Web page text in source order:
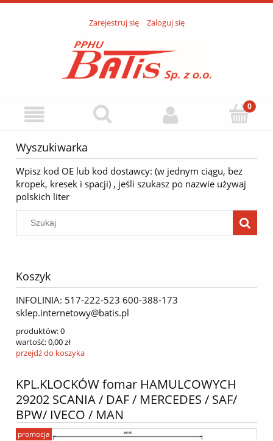
Zarejestruj się Zaloguj się
Wyszukiwarka
Wpisz kod OE lub kod dostawcy: (w jednym ciągu, bez
kropek, kresek i spacji) , jeśli szukasz po nazwie używaj
polskich liter
Koszyk
INFOLINIA: 517-222-523 600-388-173
sklep.internetowy@batis.pl
produktów:0
wartość:0,00 zł
przejdź do koszyka
KPL.KLOCKÓW fomar HAMULCOWYCH
29202 SCANIA / DAF / MERCEDES / SAF/
BPW/ IVECO / MAN
promocja